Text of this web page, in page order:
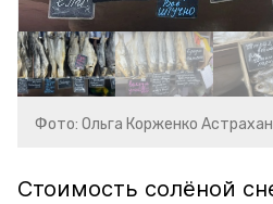
Фото: Ольга Корженко
Стоимость солёной